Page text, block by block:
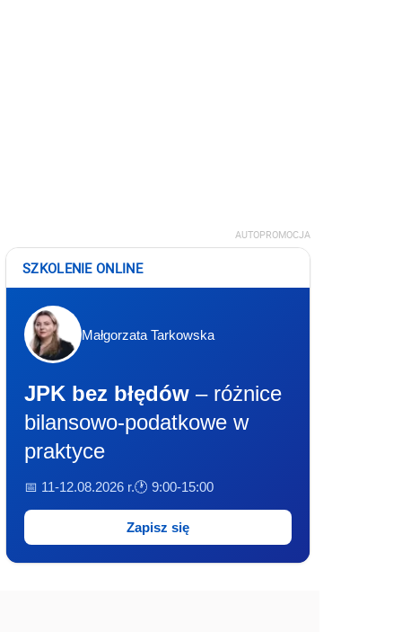
AUTOPROMOCJA
SZKOLENIE ONLINE
Małgorzata Tarkowska
JPK bez błędów – różnice
bilansowo-podatkowe w
praktyce
📅 11-12.08.2026 r.🕐 9:00-15:00
Zapisz się